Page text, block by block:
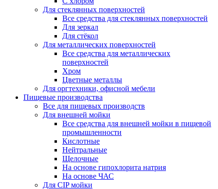
Для стеклянных поверхностей
Все средства для стеклянных поверхностей
Для зеркал
Для стёкол
Для металлических поверхностей
Все средства для металлических
поверхностей
Хром
Цветные металлы
Для оргтехники, офисной мебели
Пищевые производства
Все для пищевых производств
Для внешней мойки
Все средства для внешней мойки в пищевой
промышленности
Кислотные
Нейтральные
Щелочные
На основе гипохлорита натрия
На основе ЧАС
Для CIP мойки